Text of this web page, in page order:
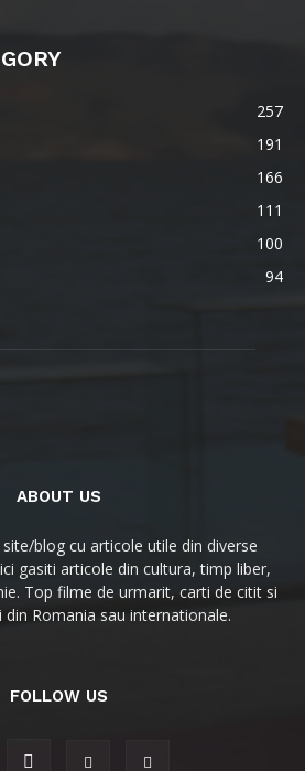
257
191
166
111
100
94
ABOUT US
blog cu articole utile din diverse
gasiti articole din cultura, timp liber,
Top filme de urmarit, carti de citit si
Romania sau internationale.
FOLLOW US